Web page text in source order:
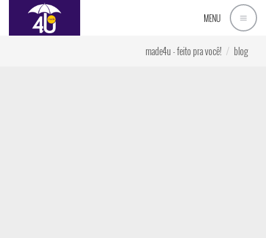
MENU
made4u - feito pra você! blog